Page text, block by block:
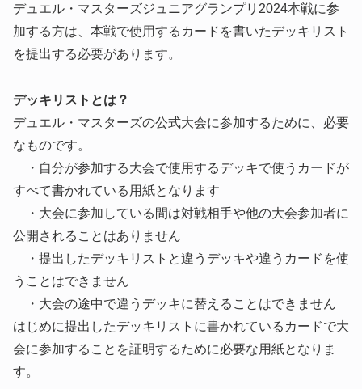
デュエル・マスターズジュニアグランプリ2024本戦に参
加する方は、本戦で使用するカードを書いたデッキリスト
を提出する必要があります。
デッキリストとは？
デュエル・マスターズの公式大会に参加するために、必要
なものです。
・自分が参加する大会で使用するデッキで使うカードが
すべて書かれている用紙となります
・大会に参加している間は対戦相手や他の大会参加者に
公開されることはありません
・提出したデッキリストと違うデッキや違うカードを使
うことはできません
・大会の途中で違うデッキに替えることはできません
はじめに提出したデッキリストに書かれているカードで大
会に参加することを証明するために必要な用紙となりま
す。